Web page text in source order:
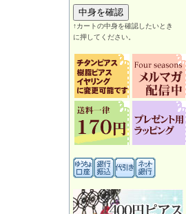
↑カートの中身を確認したいとき
に押してください。